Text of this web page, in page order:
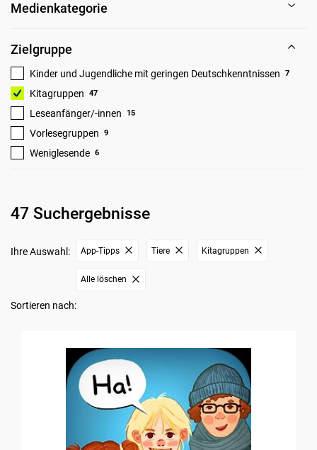
Medienkategorie
Zielgruppe
Kinder und Jugendliche mit geringen Deutschkenntnissen 7
Kitagruppen 47
Leseanfänger/-innen 15
Vorlesegruppen 9
Weniglesende 6
47 Suchergebnisse
Ihre Auswahl: App-Tipps Tiere Kitagruppen
Alle löschen
Sortieren nach: